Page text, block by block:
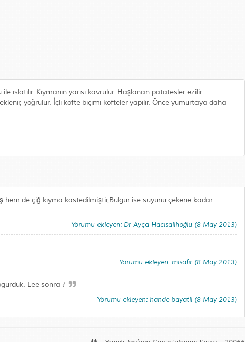
Kıymanın yarısı kavrulur. Haşlanan patatesler ezilir.
yoğrulur. İçli köfte biçimi köfteler yapılır. Önce yumurtaya daha
de çiğ kıyma kastedilmiştir,Bulgur ise suyunu çekene kadar
Yorumu ekleyen: Dr Ayça Hacısalihoğlu (8 May 2013)
Yorumu ekleyen: misafir (8 May 2013)
Eee sonra ?
Yorumu ekleyen: hande bayatli (8 May 2013)